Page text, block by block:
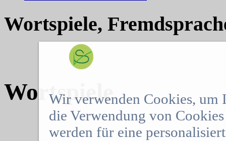
Wir verwenden Cookies, um
die Verwendung von
werden für eine
Wortspiele,
Wortspiele